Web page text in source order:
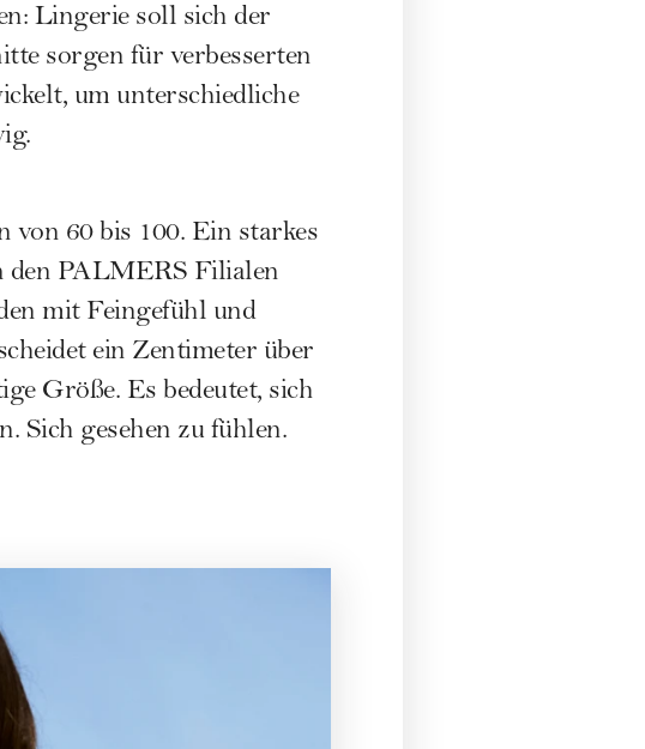
Lingerie soll sich der
sorgen für verbesserten
um unterschiedliche
60 bis 100. Ein starkes
den PALMERS Filialen
mit Feingefühl und
ein Zentimeter über
Größe. Es bedeutet, sich
Sich gesehen zu fühlen.